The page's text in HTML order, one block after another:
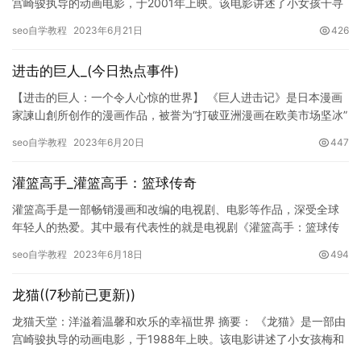
宫崎骏执导的动画电影，于2001年上映。该电影讲述了小女孩千寻
seo自学教程 2023年6月21日 426
进击的巨人_(今日热点事件)
【进击的巨人：一个令人心惊的世界】 《巨人进击记》是日本漫画
家諫山創所创作的漫画作品，被誉为“打破亚洲漫画在欧美市场坚冰”
seo自学教程 2023年6月20日 447
灌篮高手_灌篮高手：篮球传奇
灌篮高手是一部畅销漫画和改编的电视剧、电影等作品，深受全球
年轻人的热爱。其中最有代表性的就是电视剧《灌篮高手：篮球传
seo自学教程 2023年6月18日 494
龙猫((7秒前已更新))
龙猫天堂：洋溢着温馨和欢乐的幸福世界 摘要： 《龙猫》是一部由
宫崎骏执导的动画电影，于1988年上映。该电影讲述了小女孩梅和